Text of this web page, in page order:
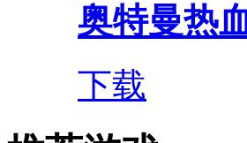
奥特曼热
下载